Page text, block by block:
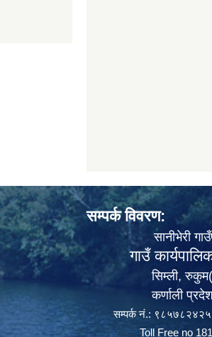
सम्पर्क विवरण:
सानीभेरी
गाउँ
सिम्ली,
कर्णाली
सम्पर्क नं.:
Toll Free no